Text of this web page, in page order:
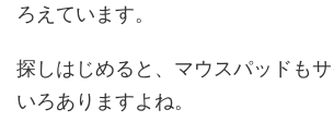
ろえています。
探しはじめると、マウスパッドも
いろありますよね。